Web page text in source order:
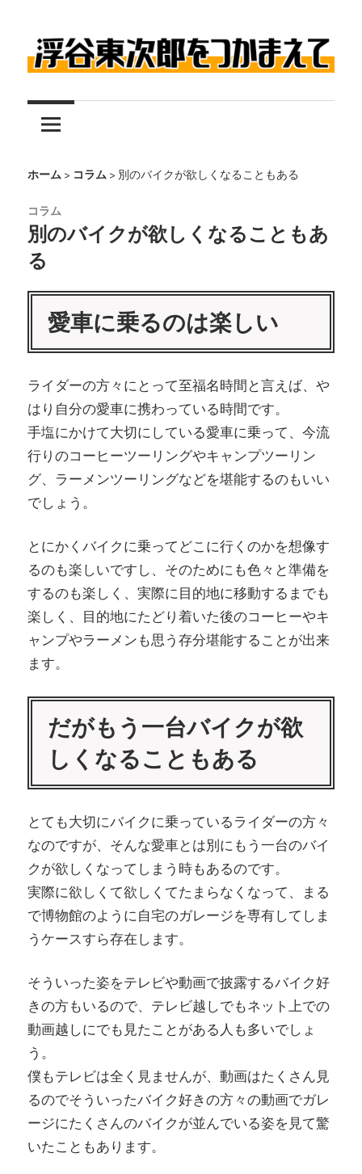
ン
テ
ツ
キ
プ
浮
谷
東
次
郎
を
つ
か
ま
え
て
伝
説
ー
ー
浮
谷
東
つ
い
て
詳
し
く
介
す
る
サ
イ
ト
ホーム> コラム>別のバイクが欲しくなることもある
コラム
別のバイクが欲しくなることもあ
る
愛車に乗るのは楽しい
ライダーの方々にとって至福名時間と言えば、や
はり自分の愛車に携わっている時間です。
手塩にかけて大切にしている愛車に乗って、今流
行りのコーヒーツーリングやキャンプツーリン
グ、ラーメンツーリングなどを堪能するのもいい
でしょう。
とにかくバイクに乗ってどこに行くのかを想像す
るのも楽しいですし、そのためにも色々と準備を
するのも楽しく、実際に目的地に移動するまでも
楽しく、目的地にたどり着いた後のコーヒーやキ
ャンプやラーメンも思う存分堪能することが出来
ます。
だがもう一台バイクが欲
しくなることもある
とても大切にバイクに乗っているライダーの方々
なのですが、そんな愛車とは別にもう一台のバイ
クが欲しくなってしまう時もあるのです。
実際に欲しくて欲しくてたまらなくなって、まる
で博物館のように自宅のガレージを専有してしま
うケースすら存在します。
そういった姿をテレビや動画で披露するバイク好
きの方もいるので、テレビ越しでもネット上での
動画越しにでも見たことがある人も多いでしょ
う。
僕もテレビは全く見ませんが、動画はたくさん見
るのでそういったバイク好きの方々の動画でガレ
ージにたくさんのバイクが並んでいる姿を見て驚
いたこともあります。